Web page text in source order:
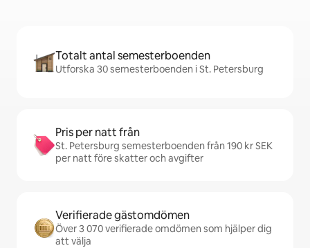
Totalt antal semesterboenden
Utforska 30 semesterboenden i St. Petersburg
Pris per natt från
St. Petersburg semesterboenden från 190 kr SEK
per natt före skatter och avgifter
Verifierade gästomdömen
Över 3 070 verifierade omdömen som hjälper dig
att välja